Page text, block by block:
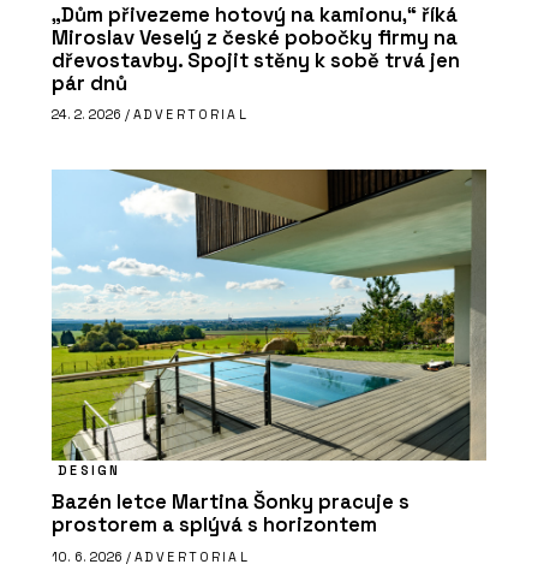
„Dům přivezeme hotový na kamionu,“ říká
Miroslav Veselý z české pobočky firmy na
dřevostavby. Spojit stěny k sobě trvá jen
pár dnů
24. 2. 2026 / ADVERTORIAL
DESIGN
Bazén letce Martina Šonky pracuje s
prostorem a splývá s horizontem
10. 6. 2026 / ADVERTORIAL